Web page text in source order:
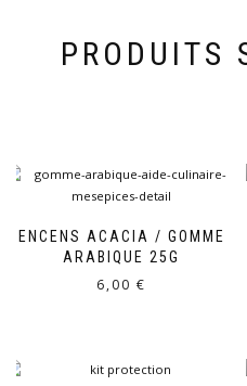
PRODUITS
ENCENS ACACIA / GOMME
ARABIQUE 25G
6,00 €